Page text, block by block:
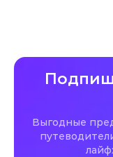
Выгодные